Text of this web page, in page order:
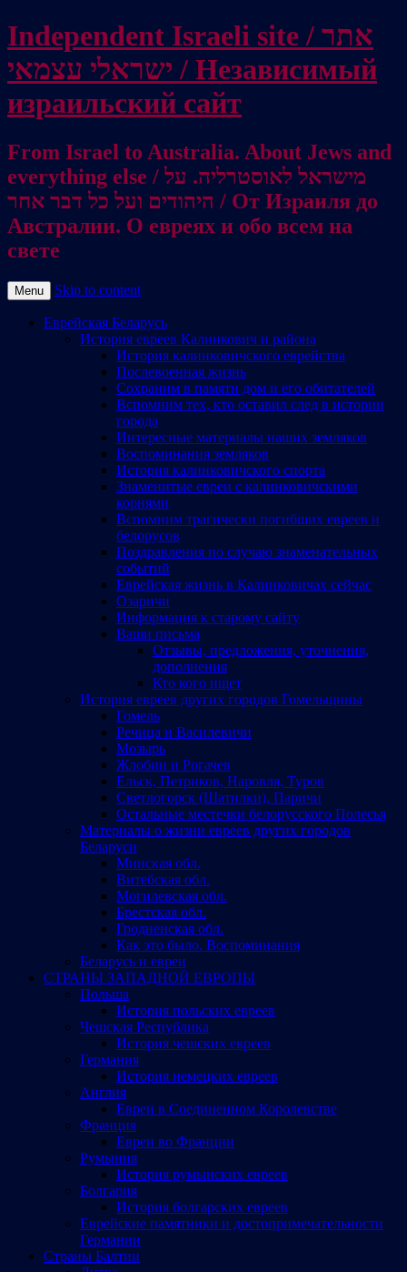
Independent Israeli site / אתר
ישראלי עצמאי / Независимый
израильский сайт
From Israel to Australia. About Jews and
everything else / מישראל לאוסטרליה. על
היהודים ועל כל דבר אחר / От Израиля до
Австралии. О евреях и обо всем на
свете
Menu Skip to content
Еврейская Беларусь
История евреев Калинкович и района
История калинковичского еврейства
Послевоенная жизнь
Сохраним в памяти дом и его обитателей
Вспомним тех, кто оставил след в истории
города
Интересные материалы наших земляков
Воспоминания земляков
История калинковичского спорта
Знаменитые евреи с калинковичскими
корнями
Вспомним трагически погибших евреев и
белорусов
Поздравления по случаю знаменательных
событий
Еврейская жизнь в Калинковичах сейчас
Озаричи
Информация к старому сайту
Ваши письма
Отзывы, предложения, уточнения,
дополнения
Кто кого ищет
История евреев других городов Гомельщины
Гомель
Речица и Василевичи
Мозырь
Жлобин и Рогачев
Ельск, Петриков, Наровля, Туров
Светлогорск (Шатилки), Паричи
Остальные местечки белорусского Полесья
Материалы о жизни евреев других городов
Беларуси
Минская обл.
Витебская обл.
Могилевская обл.
Брестская обл.
Гродненская обл.
Как это было. Воспоминания
Беларусь и евреи
СТРАНЫ ЗАПАДНОЙ ЕВРОПЫ
Польша
История польских евреев
Чешская Республика
История чешских евреев
Германия
История немецких евреев
Англия
Евреи в Соединенном Королевстве
Франция
Евреи во Франции
Румыния
История румынских евреев
Болгария
История болгарских евреев
Еврейские памятники и достопримечательности
Германии
Страны Балтии